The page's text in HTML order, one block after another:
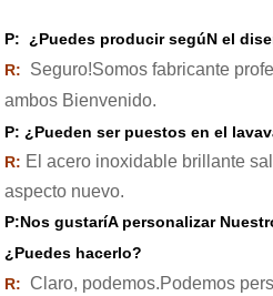
P: ¿Puedes producir segúN el
R:
Seguro!Somos fabricante
ambos Bienvenido.
P: ¿Pueden ser puestos en el
R: El acero inoxidable brillante
aspecto nuevo.
P:Nos gustaríA personalizar
¿Puedes hacerlo?
R: Claro, podemos.Podemos